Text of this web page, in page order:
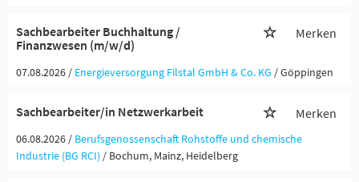
Sachbearbeiter Buchhaltung /
Finanzwesen (m/w/d)
Merken
07.08.2026 / Energieversorgung Filstal GmbH & Co. KG / Göppingen
Sachbearbeiter/in Netzwerkarbeit Merken
06.08.2026 / Berufsgenossenschaft Rohstoffe und chemische
Industrie (BG RCI) / Bochum, Mainz, Heidelberg